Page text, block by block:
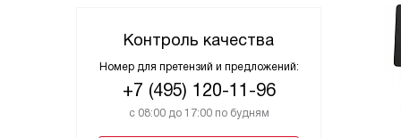
Контроль качества
Номер для претензий и предложений:
+7 (495) 120-11-96
с 08:00 до 17:00 по будням